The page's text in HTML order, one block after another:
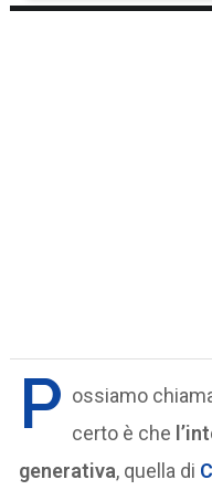
P ossiamo
certo è che
generativa, quella di